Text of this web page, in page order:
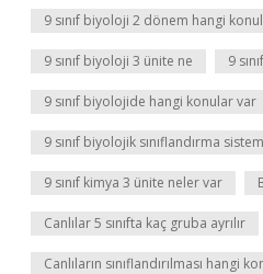
9 sınıf biyoloji 2 dönem hangi
9 sınıf biyoloji 3 ünite ne 9
9 sınıf biyolojide hangi konular var
9 sınıf biyolojik sınıflandırma
9 sınıf kimya 3 ünite neler var
Canlılar 5 sınıfta kaç gruba ayrılır
Canlıların sınıflandırılması hangi